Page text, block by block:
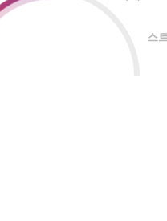
스